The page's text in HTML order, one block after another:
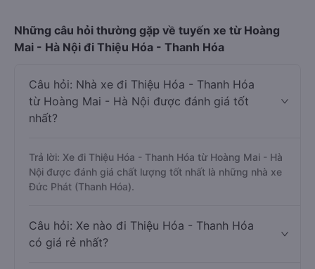
Những câu hỏi thường gặp về tuyến xe từ Hoàng
Mai - Hà Nội đi Thiệu Hóa - Thanh Hóa
Câu hỏi: Nhà xe đi Thiệu Hóa - Thanh Hóa
từ Hoàng Mai - Hà Nội được đánh giá tốt
nhất?
Trả lời: Xe đi Thiệu Hóa - Thanh Hóa từ Hoàng Mai - Hà
Nội được đánh giá chất lượng tốt nhất là những nhà xe
Đức Phát (Thanh Hóa).
Câu hỏi: Xe nào đi Thiệu Hóa - Thanh Hóa
có giá rẻ nhất?